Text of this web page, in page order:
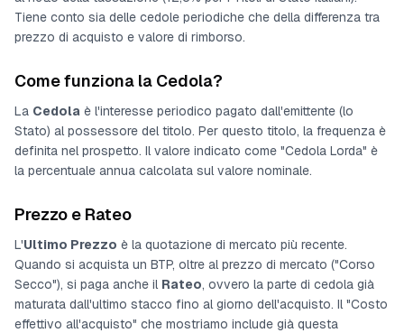
Tiene conto sia delle cedole periodiche che della differenza tra
prezzo di acquisto e valore di rimborso.
Come funziona la Cedola?
La Cedola è l'interesse periodico pagato dall'emittente (lo
Stato) al possessore del titolo. Per questo titolo, la frequenza è
definita nel prospetto. Il valore indicato come "Cedola Lorda" è
la percentuale annua calcolata sul valore nominale.
Prezzo e Rateo
L'Ultimo Prezzo è la quotazione di mercato più recente.
Quando si acquista un BTP, oltre al prezzo di mercato ("Corso
Secco"), si paga anche il Rateo, ovvero la parte di cedola già
maturata dall'ultimo stacco fino al giorno dell'acquisto. Il "Costo
effettivo all'acquisto" che mostriamo include già questa